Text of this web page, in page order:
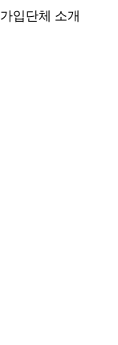
입단체 소개